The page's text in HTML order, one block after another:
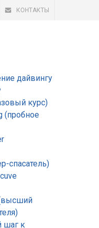
КОНТАКТЫ
дайвингу
курс)
(пробное
спасатель)
шаг к